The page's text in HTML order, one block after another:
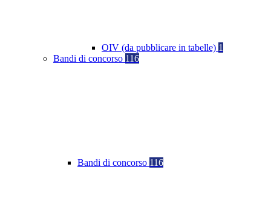
OIV (da pubblicare in tabelle) 1
Bandi di concorso 116
Bandi di concorso 116